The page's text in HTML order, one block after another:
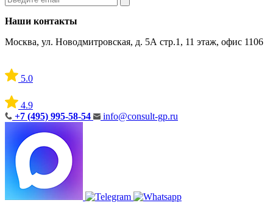
Наши контакты
Москва, ул. Новодмитровская, д. 5А стр.1, 11 этаж, офис 1106
5.0
4.9
+7 (495) 995-58-54
info@consult-gp.ru